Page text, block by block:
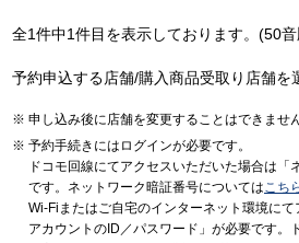
全1件中1件目を表示しております。(50音
予約申込する店舗/購入商品受取り店舗を
申し込み後に店舗を変更することはできません
予約手続きにはログインが必要です。
ドコモ回線にてアクセスいただいた場合は「
です。ネットワーク暗証番号についてはこち
Wi-Fiまたはご自宅のインターネット環境に
アカウントのID／パスワード」が必要です。